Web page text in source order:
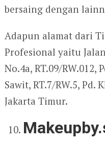
bersaing dengan
Adapun alamat dari
Profesional yaitu
No.4a, RT.09/RW.012,
Sawit, RT.7/RW.5, Pd.
Jakarta Timur.